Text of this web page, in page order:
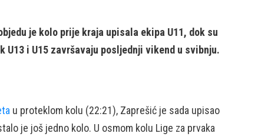
je kolo prije kraja upisala ekipa U11, dok su
i U15 završavaju posljednji vikend u svibnju.
u proteklom kolu (22:21), Zaprešić je sada upisao
je još jedno kolo. U osmom kolu Lige za prvaka